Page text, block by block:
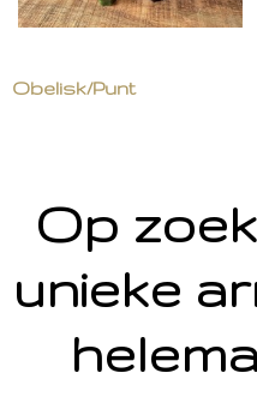
Obelisk/Punt
Op
unieke